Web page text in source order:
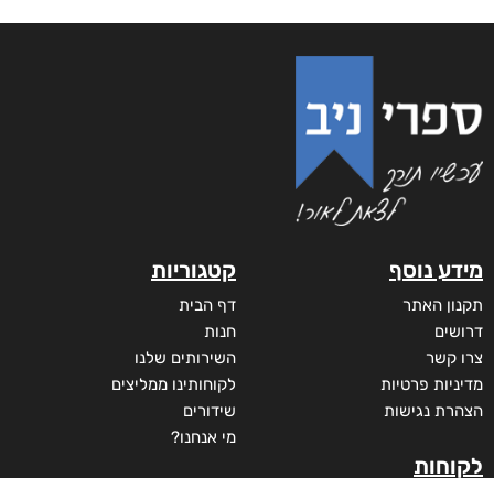
מידע נוסף
תקנון האתר
דרושים
צרו קשר
מדיניות פרטיות
הצהרת נגישות
לקוחות
קטגוריות
דף הבית
חנות
השירותים שלנו
לקוחותינו ממליצים
שידורים
מי אנחנו?